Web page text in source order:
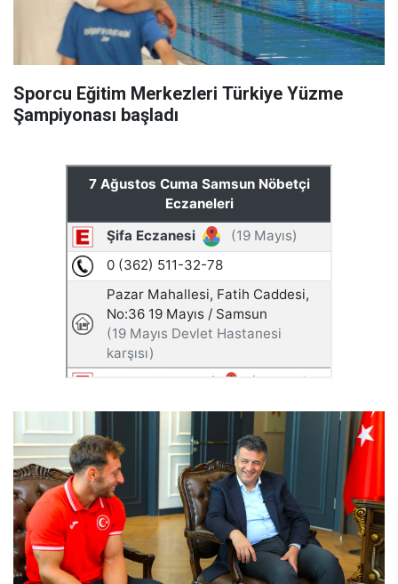
Sporcu Eğitim Merkezleri Türkiye Yüzme
Şampiyonası başladı